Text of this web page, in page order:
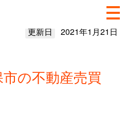
更新日 2021年1月21日
の不動産売買